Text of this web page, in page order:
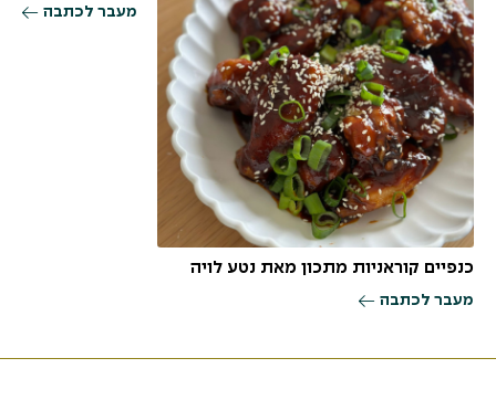
כנפיים קוראניות מתכון מאת נטע לויה
מעבר לכתבה
מעבר לכתבה